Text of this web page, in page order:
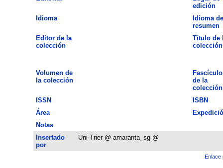
edición
Idioma
Idioma
resumen
Editor de la
colección
Título de
colección
Volumen de
la colección
Fascículo
de la
colección
ISSN
ISBN
Área
Notas
Insertado
por
Uni-Trier @ amaranta_sg @
Enlace